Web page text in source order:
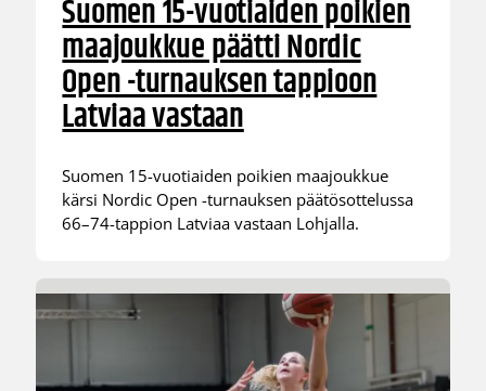
Suomen 15-vuotiaiden poikien
maajoukkue päätti Nordic
Open -turnauksen tappioon
Latviaa vastaan
Suomen 15-vuotiaiden poikien maajoukkue
kärsi Nordic Open -turnauksen päätösottelussa
66–74-tappion Latviaa vastaan Lohjalla.